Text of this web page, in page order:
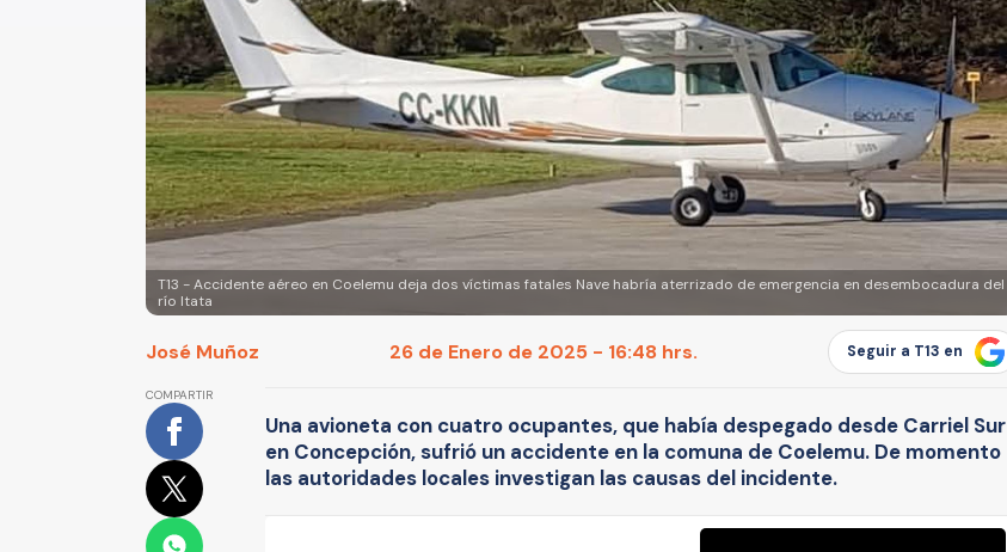
T13 - Accidente aéreo en Coelemu deja dos víctimas fatales Nave habría aterrizado de emergencia en desembocadura del
río Itata
José Muñoz 26 de Enero de 2025 - 16:48 hrs. Seguir a T13 en
COMPARTIR
Una avioneta con cuatro ocupantes, que había despegado desde Carriel Sur
en Concepción, sufrió un accidente en la comuna de Coelemu. De momento
las autoridades locales investigan las causas del incidente.